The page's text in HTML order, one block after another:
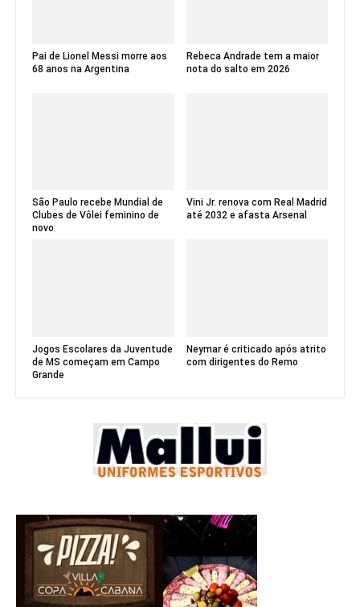
Pai de Lionel Messi morre aos
68 anos na Argentina
Rebeca Andrade tem a maior
nota do salto em 2026
São Paulo recebe Mundial de
Clubes de Vôlei feminino de
novo
Vini Jr. renova com Real Madrid
até 2032 e afasta Arsenal
Jogos Escolares da Juventude
de MS começam em Campo
Grande
Neymar é criticado após atrito
com dirigentes do Remo